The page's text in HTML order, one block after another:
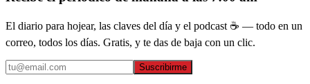
El diario para hojear, las claves del día y el podcast ☕ — todo en un
correo, todos los días. Gratis, y te das de baja con un clic.
Suscribirme